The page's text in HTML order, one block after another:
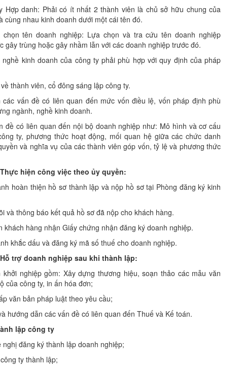
Hợp danh: Phải có ít nhất 2 thành viên là chủ sở hữu chung của
cùng nhau kinh doanh dưới một cái tên đó.
tên doanh nghiệp: Lựa chọn và tra cứu tên doanh nghiệp
gây trùng hoặc gây nhầm lẫn với các doanh nghiệp trước đó.
nghề kinh doanh của công ty phải phù hợp với quy định của pháp
thành viên, cổ đông sáng lập công ty.
vấn đề có liên quan đến mức vốn điều lệ, vốn pháp định phù
ngành, nghề kinh doanh.
đề có liên quan đến nội bộ doanh nghiệp như: Mô hình và cơ cấu
ty, phương thức hoạt động, mối quan hệ giữa các chức danh
và nghĩa vụ của các thành viên góp vốn, tỷ lệ và phương thức
hiện công việc theo ủy quyền:
hoàn thiện hồ sơ thành lập và nộp hồ sơ tại Phòng đăng ký kinh
và thông báo kết quả hồ sơ đã nộp cho khách hàng.
khách hàng nhận Giấy chứng nhận đăng ký doanh nghiệp.
khắc dấu và đăng ký mã số thuế cho doanh nghiệp.
trợ doanh nghiệp sau khi thành lập:
nghiệp gồm: Xây dựng thương hiệu, soạn thảo các mẫu văn
của công ty, in ấn hóa đơn;
văn bản pháp luật theo yêu cầu;
hướng dẫn các vấn đề có liên quan đến Thuế và Kế toán.
lập công ty
nghị đăng ký thành lập doanh nghiệp;
ty thành lập;